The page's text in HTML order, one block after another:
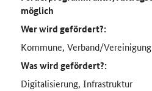
möglich
Wer wird gefördert?:
Kommune, Verband/Vereinigung
Was wird gefördert?:
Digitalisierung, Infrastruktur